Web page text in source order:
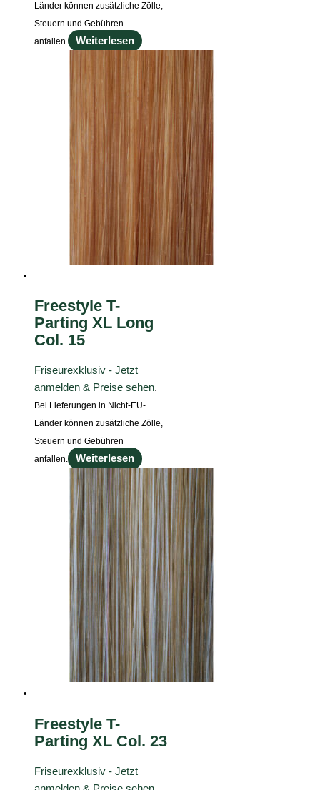
Länder können zusätzliche Zölle,
Steuern und Gebühren
anfallen.
Weiterlesen
Freestyle T-
Parting XL Long
Col. 15
Friseurexklusiv - Jetzt
anmelden & Preise sehen.
Bei Lieferungen in Nicht-EU-
Länder können zusätzliche Zölle,
Steuern und Gebühren
anfallen.
Weiterlesen
Freestyle T-
Parting XL Col. 23
Friseurexklusiv - Jetzt